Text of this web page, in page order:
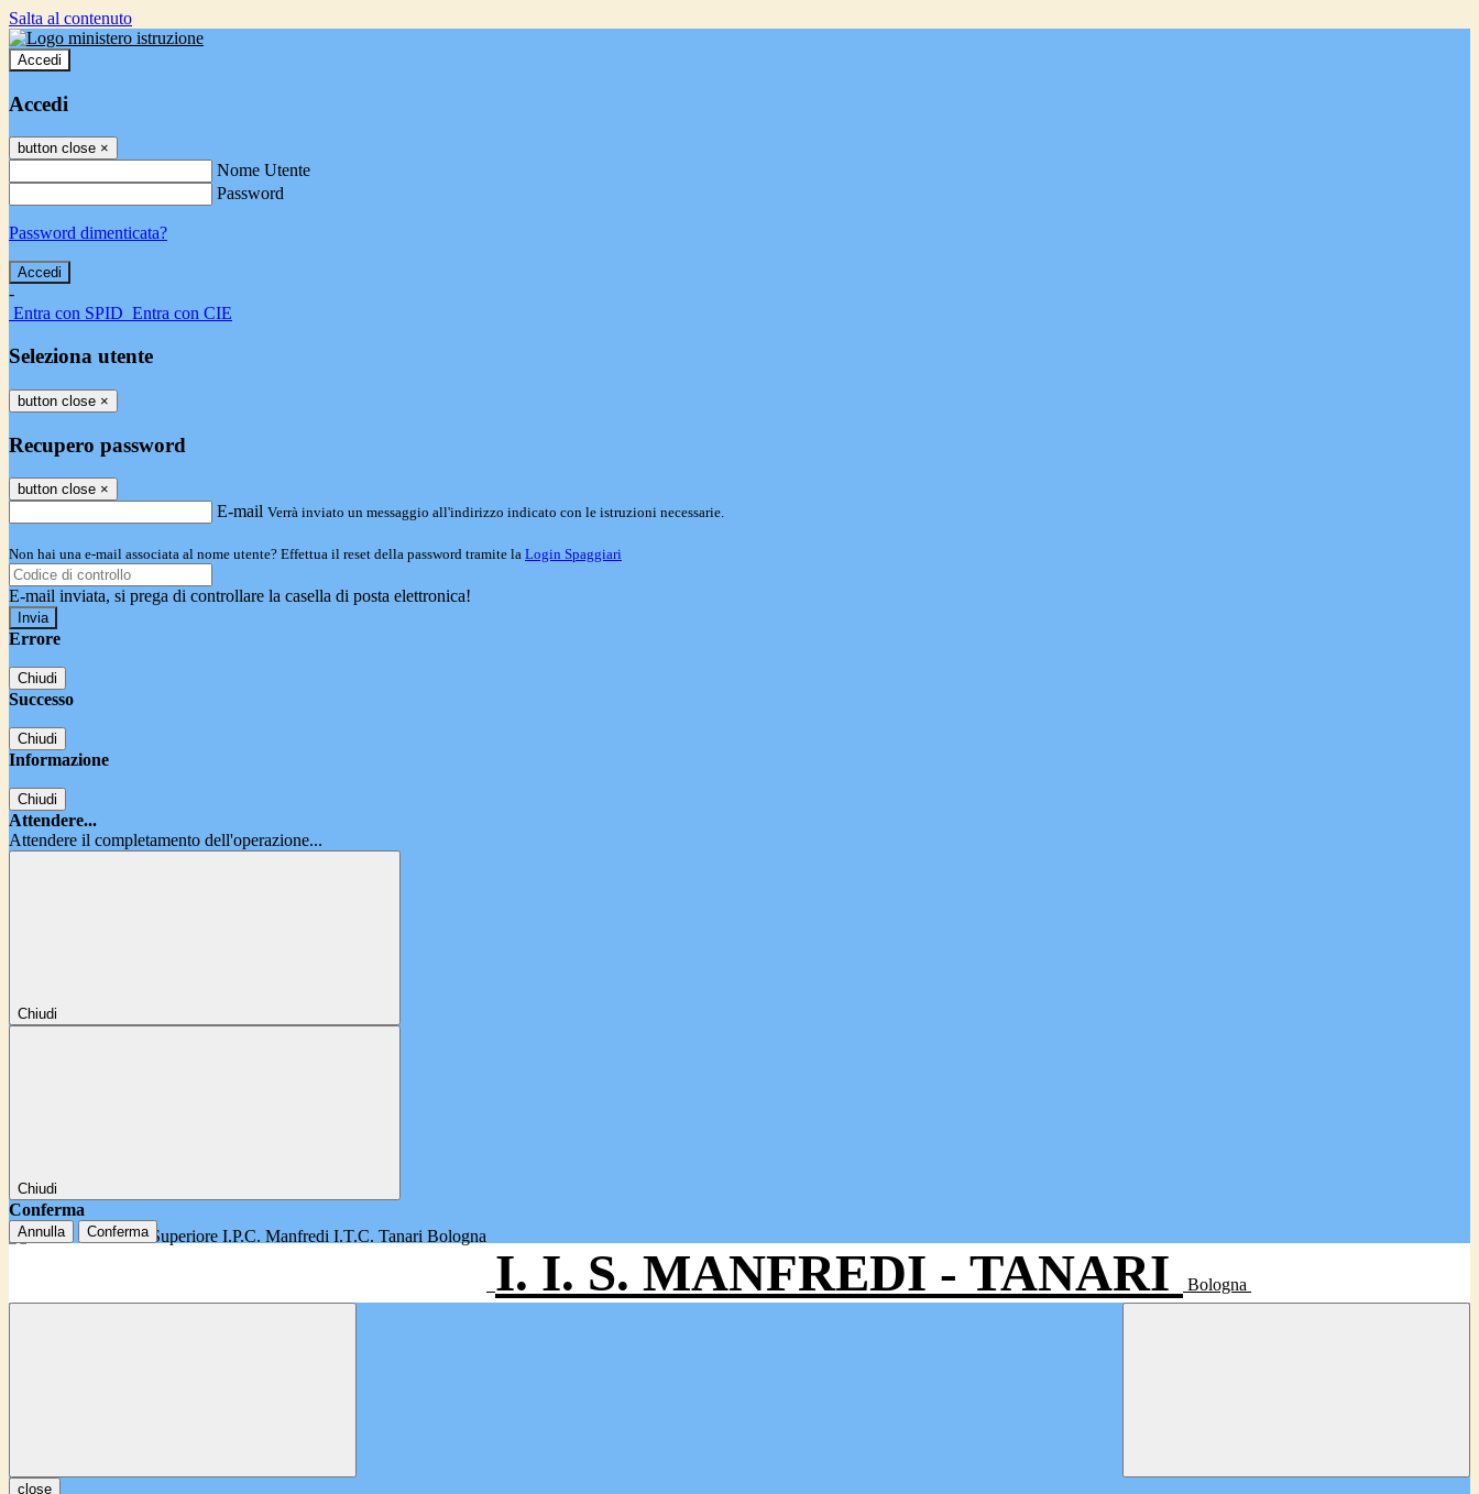
Salta al contenuto
Accedi
Accedi
button close ×
Nome Utente
Password
Password dimenticata?
-
Entra con SPID Entra con CIE
Seleziona utente
button close ×
Recupero password
button close ×
E-mail Verrà inviato un messaggio all'indirizzo indicato con le istruzioni necessarie.
Non hai una e-mail associata al nome utente? Effettua il reset della password tramite la Login Spaggiari
E-mail inviata, si prega di controllare la casella di posta elettronica!
Errore
Chiudi
Successo
Chiudi
Informazione
Chiudi
Attendere...
Attendere il completamento dell'operazione...
Chiudi
Chiudi
Conferma
Annulla Conferma
I. I. S. MANFREDI - TANARI Bologna
close